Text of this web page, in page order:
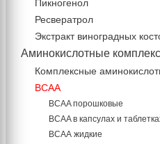
Пикногенол
Ресвератрол
Экстракт виноградных
Аминокислотные
Комплексные
BCAA
BCAA порошковые
BCAA в капсулах и
ВСАА жидкие